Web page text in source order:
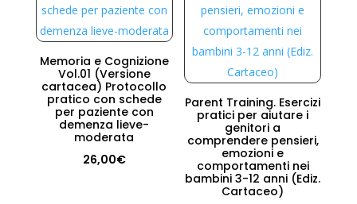
Memoria e Cognizione
Vol.01 (Versione
cartacea) Protocollo
pratico con schede
per paziente con
demenza lieve-
moderata
26,00€
Parent Training. Esercizi
pratici per aiutare i
genitori a
comprendere pensieri,
emozioni e
comportamenti nei
bambini 3-12 anni (Ediz.
Cartaceo)